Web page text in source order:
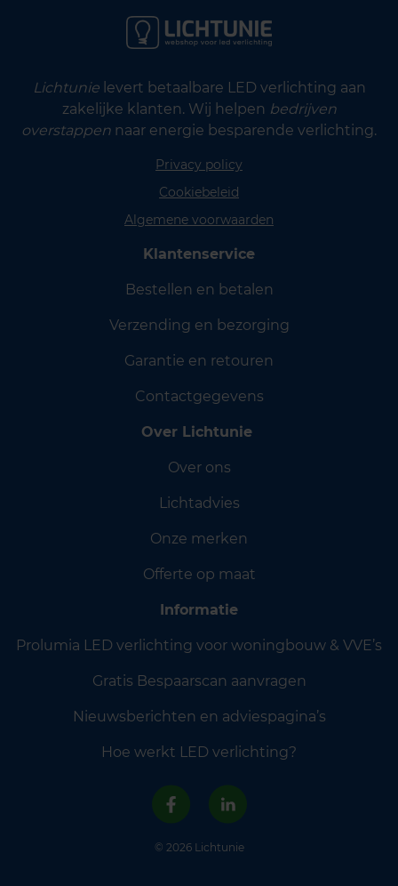
Lichtunielevert betaalbare LED verlichting aan
zakelijke klanten. Wij helpen bedrijven
overstappen naar energie besparende verlichting.
Privacy policy
Cookiebeleid
Algemene voorwaarden
Klantenservice
Bestellen en betalen
Verzending en bezorging
Garantie en retouren
Contactgegevens
Over Lichtunie
Over ons
Lichtadvies
Onze merken
Offerte op maat
Informatie
Prolumia LED verlichting voor woningbouw & VVE’s
Gratis Bespaarscan aanvragen
Nieuwsberichten en adviespagina’s
Hoe werkt LED verlichting?
© 2026 Lichtunie